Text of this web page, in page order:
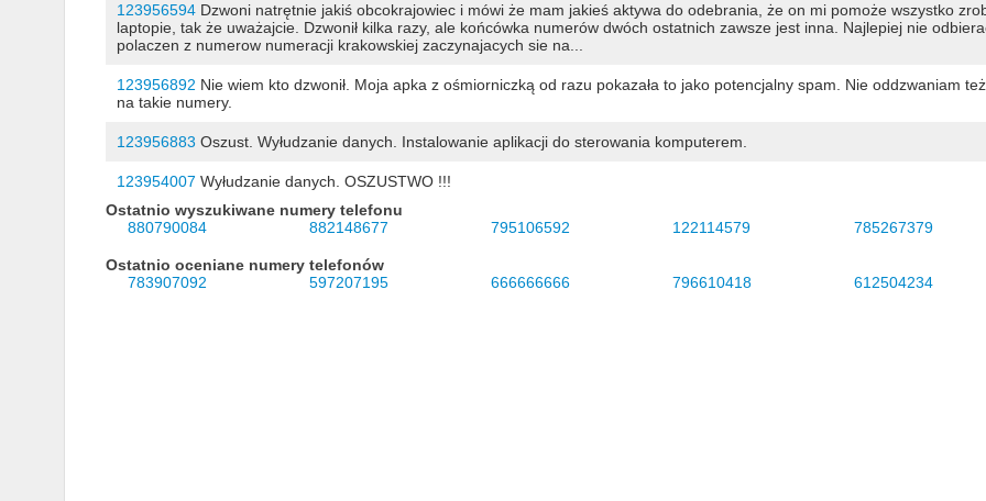
123956594Dzwoni natrętnie jakiś obcokrajowiec i mówi że mam jakieś aktywa do odebrania, że on mi pomoże wszystko
laptopie, tak że uważajcie. Dzwonił kilka razy, ale końcówka numerów dwóch ostatnich zawsze jest inna. Najlepiej nie
polaczen z numerow numeracji krakowskiej zaczynajacych sie na...
123956892 Nie wiem kto dzwonił. Moja apka z ośmiorniczką od razu pokazała to jako potencjalny spam. Nie oddzwaniam
na takie numery.
123956883 Oszust. Wyłudzanie danych. Instalowanie aplikacji do sterowania komputerem.
123954007 Wyłudzanie danych. OSZUSTWO !!!
Ostatnio wyszukiwane numery telefonu
880790084
882148677 795106592 122114579 785267379
Ostatnio oceniane numery telefonów
783907092
597207195 666666666 796610418 612504234